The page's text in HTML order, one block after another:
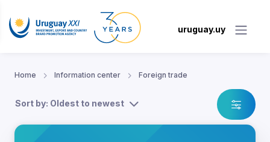
uruguay.uy
Home Information center Foreign trade
Sort by: Oldest to newest